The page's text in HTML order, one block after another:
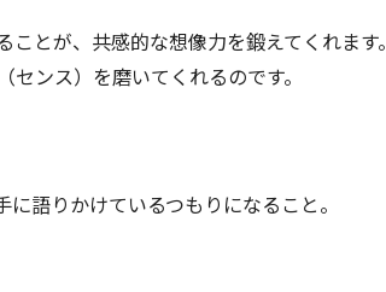
とが、共感的な想像力を鍛えてくれます。
ンス）を磨いてくれるのです。
語りかけているつもりになること。